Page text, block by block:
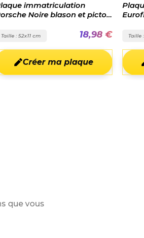
€
Plaque immatriculation
Eurofrance BMW M
Taille : 52x11 cm 21,98 €
Créer ma plaque
que vous